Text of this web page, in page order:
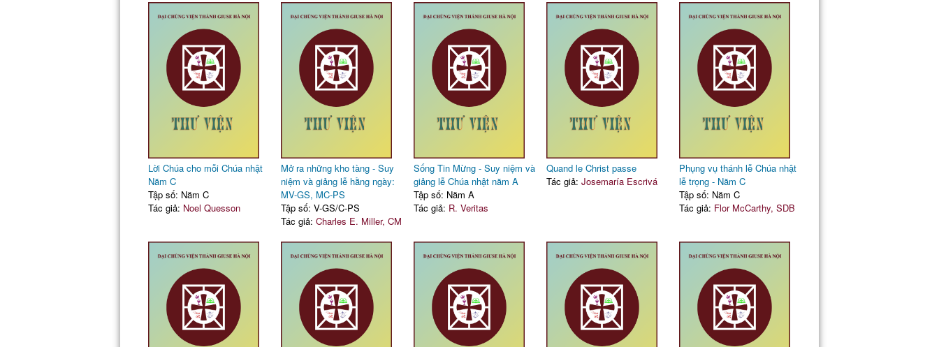
Lời Chúa cho mỗi Chúa nhật
Năm C
Tập số: Năm C
Tác giả: Noel Quesson
Mở ra những kho tàng - Suy
niệm và giảng lễ hằng ngày:
MV-GS, MC-PS
Tập số: V-GS/C-PS
Tác giả: Charles E. Miller, CM
Sống Tin Mừng - Suy niệm và
giảng lễ Chúa nhật năm A
Tập số: Năm A
Tác giả: R. Veritas
Quand le Christ passe
Tác giả: Josemaría Escrivá
Phụng vụ thánh lễ Chúa nhật
lễ trọng - Năm C
Tập số: Năm C
Tác giả: Flor McCarthy, SDB